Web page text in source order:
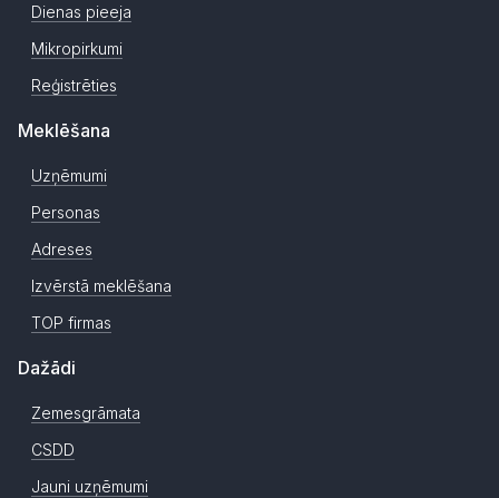
Dienas pieeja
Mikropirkumi
Reģistrēties
Meklēšana
Uzņēmumi
Personas
Adreses
Izvērstā meklēšana
TOP firmas
Dažādi
Zemesgrāmata
CSDD
Jauni uzņēmumi